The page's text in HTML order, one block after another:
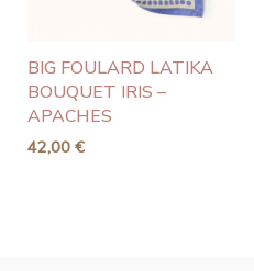
BIG FOULARD LATIKA
BOUQUET IRIS –
APACHES
42,00 €